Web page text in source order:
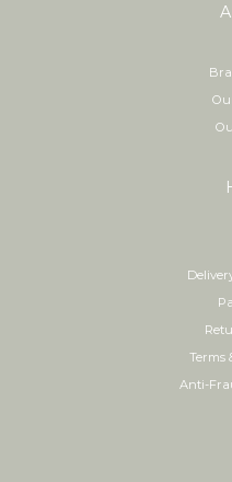
Terms
Anti-